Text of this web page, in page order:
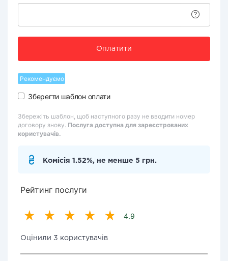
Оплатити
Рекомендуємо
Зберегти шаблон оплати
Збережіть шаблон, щоб наступного разу не вводити номер
договору знову. Послуга доступна для зареєстрованих
користувачів.
Комісія 1.52%, не менше 5 грн.
Рейтинг послуги
4.9
Оцінили 3 користувачів